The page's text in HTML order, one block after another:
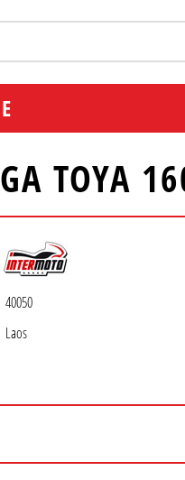
TOYA
40050
Laos